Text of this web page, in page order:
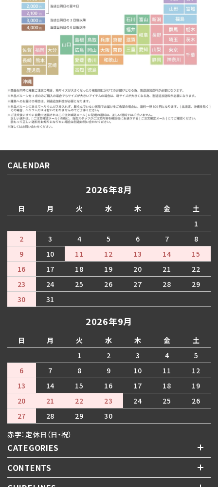
CALENDAR
2026年8月
日 月 火 水 木 金
土
1
2
3 4 5 6 7
8
9
10 11 12 13 14
15
16
17 18 19 20 21
22
23
24 25 26 27 28
29
30
31
2026年9月
日 月 火 水 木 金
土
1
2 3 4
5
6
7 8 9 10 11
12
13
14 15 16 17 18
19
20
21 22 23 24 25
26
27
28 29
30
赤字：定休日（日・祝）
CATEGORIES
CONTENTS